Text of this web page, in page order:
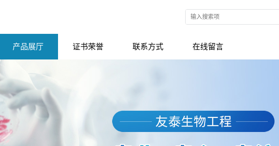
产品展厅 证书荣誉 联系方式 在线留言